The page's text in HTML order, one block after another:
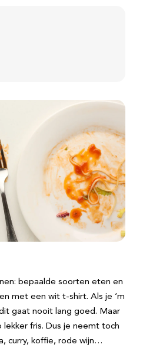
bepaalde soorten eten en
met een wit t-shirt. Als je ‘m
gaat nooit lang goed. Maar
fris. Dus je neemt toch
curry, koffie, rode wijn…